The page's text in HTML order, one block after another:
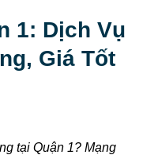
1: Dịch Vụ
Giá Tốt
tại Quận 1? Mạng